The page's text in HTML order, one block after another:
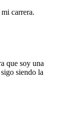
carrera.
que soy una
siendo la